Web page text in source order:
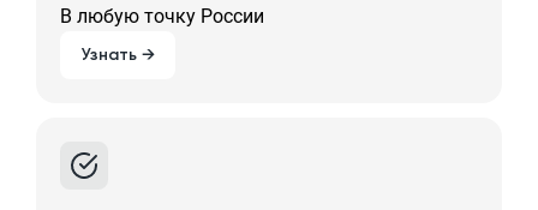
В любую точку России
Узнать →